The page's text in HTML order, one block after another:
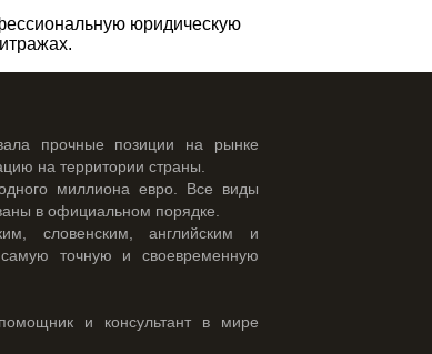
юридическую
прочные позиции на рынке
на территории страны.
миллиона евро. Все виды
в официальном порядке.
словенским, английским и
точную и своевременную
и консультант в мире